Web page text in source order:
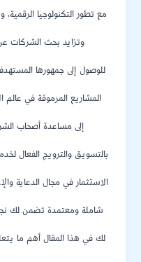
مع تطور التكنولوجيا
وتزايد بحث الشركات
للوصول إلى جمهورها
المشاريع المرموقة في
إلى مساعدة أصحاب
بالتسويق والترويج الفعال
الاستثمار في مجال الدعاية
شاملة ومعتمدة تضمن لك
لك في هذا المقال أهم ما